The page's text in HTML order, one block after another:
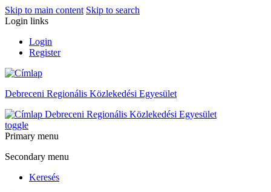
Skip to main content Skip to search
Login links
Login
Register
Debreceni Regionális Közlekedési Egyesület
Debreceni Regionális Közlekedési Egyesület
toggle
Primary menu
Secondary menu
Keresés